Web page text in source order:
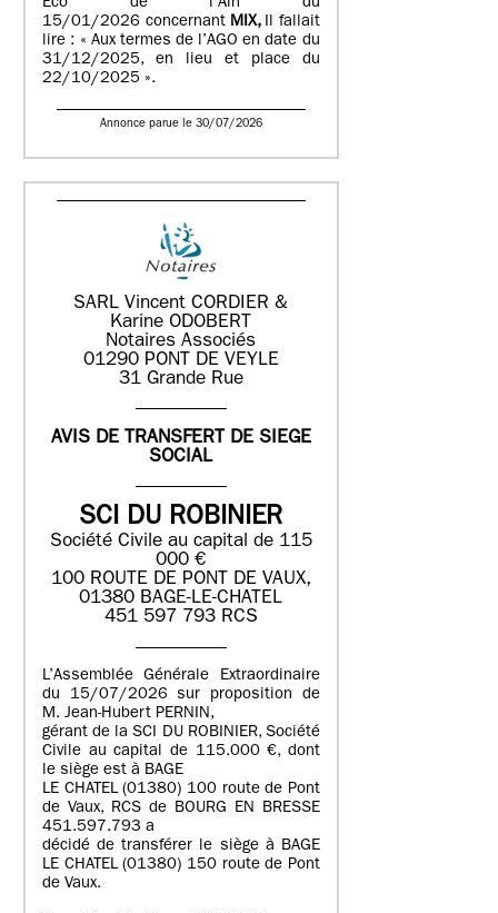
Eco de l’Ain du
15/01/2026 concernant MIX, Il fallait
lire : « Aux termes de l’AGO en date du
31/12/2025, en lieu et place du
22/10/2025 ».
Annonce parue le 30/07/2026
SARL Vincent CORDIER &
Karine ODOBERT
Notaires Associés
01290 PONT DE VEYLE
31 Grande Rue
AVIS DE TRANSFERT DE SIEGE
SOCIAL
SCI DU ROBINIER
Société Civile au capital de 115
000 €
100 ROUTE DE PONT DE VAUX,
01380 BAGE-LE-CHATEL
451 597 793 RCS
L’Assemblée Générale Extraordinaire
du 15/07/2026 sur proposition de
M. Jean-Hubert PERNIN,
gérant de la SCI DU ROBINIER, Société
Civile au capital de 115.000 €, dont
le siège est à BAGE
LE CHATEL (01380) 100 route de Pont
de Vaux, RCS de BOURG EN BRESSE
451.597.793 a
décidé de transférer le siège à BAGE
LE CHATEL (01380) 150 route de Pont
de Vaux.